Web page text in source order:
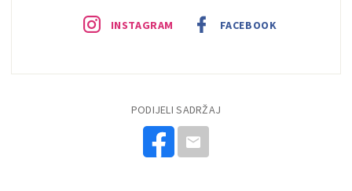
INSTAGRAM FACEBOOK
PODIJELI SADRŽAJ